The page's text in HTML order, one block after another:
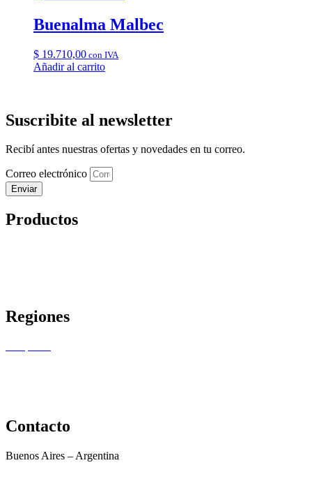
Buenalma Malbec
$ 19.710,00 con IVA
Añadir al carrito
Suscribite al newsletter
Recibí antes nuestras ofertas y novedades en tu correo.
Correo electrónico
Enviar
Productos
Regiones
Contacto
Buenos Aires – Argentina